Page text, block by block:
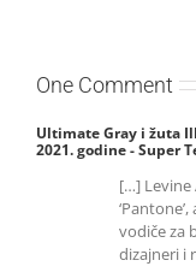
One Comment
Ultimate Gray i žuta
2021. godine - Super
[…] Levine
vodiče za
dizajneri i